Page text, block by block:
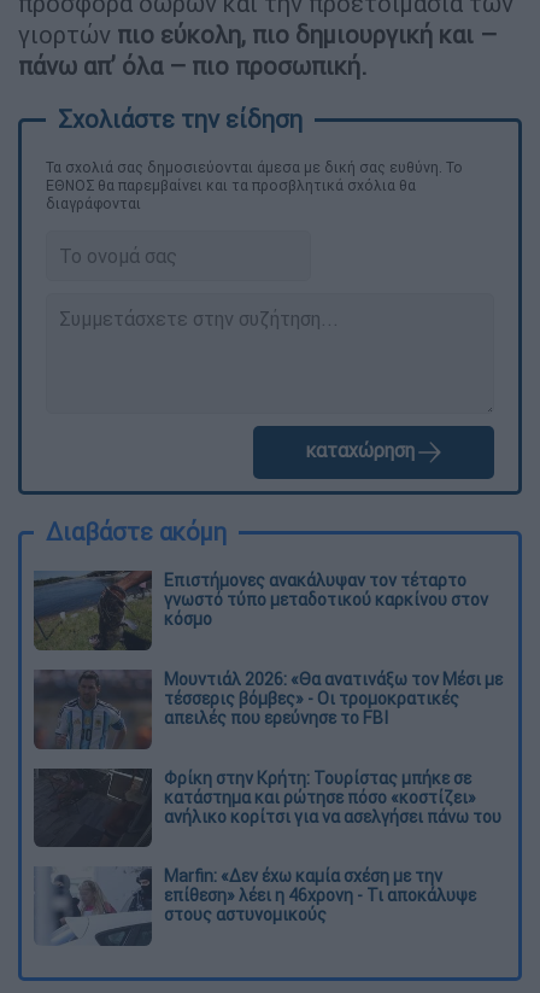
γιορτών πιο εύκολη, πιο δημιουργική και –
πάνω απ’ όλα – πιο προσωπική.
Τα σχολιά σας δημοσιεύονται άμεσα με δική σας ευθύνη. Το
ΕΘΝΟΣ θα παρεμβαίνει και τα προσβλητικά σχόλια θα
διαγράφονται
καταχώρηση
Διαβάστε ακόμη
Επιστήμονες ανακάλυψαν τον τέταρτο
γνωστό τύπο μεταδοτικού καρκίνου στον
κόσμο
Μουντιάλ 2026: «Θα ανατινάξω τον Μέσι με
τέσσερις βόμβες» - Οι τρομοκρατικές
απειλές που ερεύνησε το FBI
Φρίκη στην Κρήτη: Τουρίστας μπήκε σε
κατάστημα και ρώτησε πόσο «κοστίζει»
ανήλικο κορίτσι για να ασελγήσει πάνω του
Marfin: «Δεν έχω καμία σχέση με την
επίθεση» λέει η 46χρονη - Τι αποκάλυψε
στους αστυνομικούς